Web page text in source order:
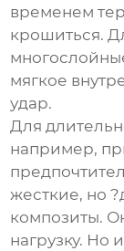
временем
крошиться.
мягкое
удар.
Для
например,
жесткие, но
композиты.
нагрузку. Но